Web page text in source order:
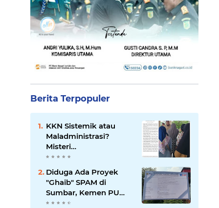
Berita Terpopuler
KKN Sistemik atau
Maladministrasi?
Misteri
"Dikorbankannya" SDN
26 ATT Menguji
Transparansi Pemkot
Padang
Diduga Ada Proyek
"Ghaib" SPAM di
Sumbar, Kemen PU
dan Hutama Karya